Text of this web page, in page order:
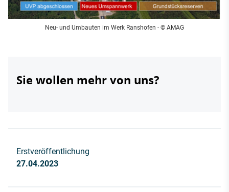
Neu- und Umbauten im Werk Ranshofen - © AMAG
Sie wollen mehr von uns?
Erstveröffentlichung
27.04.2023